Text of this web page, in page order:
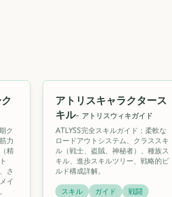
ク
力
精
さ
イ
アトリスキャラクタース
キル- アトリスウィキガイド
ATLYSS完全スキルガイド：柔軟な
ロードアウトシステム、クラススキ
ル（戦士、盗賊、神秘者）、種族ス
キル、進歩スキルツリー、戦略的ビ
ルド構成詳解。
スキル
ガイド 戦闘